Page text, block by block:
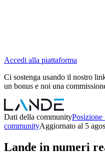
Accedi alla piattaforma
Ci sostenga usando il nostro
un bonus e noi una
Dati della communityPosizione
communityAggiornato al 5
Lande in numeri